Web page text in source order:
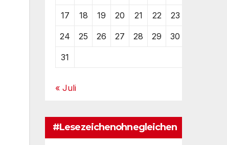
17 18 19 20 21 22 23
24 25 26 27 28 29 30
31
« Juli
#Lesezeichenohnegleichen